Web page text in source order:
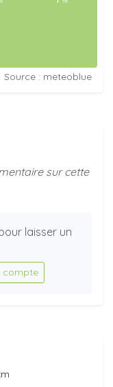
Source : meteoblue
sur cette
laisser un
compte